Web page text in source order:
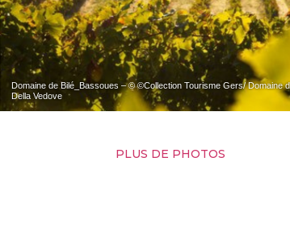
Domaine de Bilé_Bassoues – © ©Collection Tourisme Gers/ Domaine
Della Vedove
PLUS DE PHOTOS